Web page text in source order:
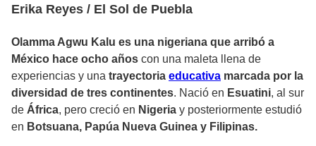
Erika Reyes / El Sol de Puebla
Olamma Agwu Kalu es una nigeriana que arribó a
México hace ocho años con una maleta llena de
experiencias y una trayectoria educativa marcada por la
diversidad de tres continentes. Nació en Esuatini, al sur
de África, pero creció en Nigeria y posteriormente estudió
en Botsuana, Papúa Nueva Guinea y Filipinas.